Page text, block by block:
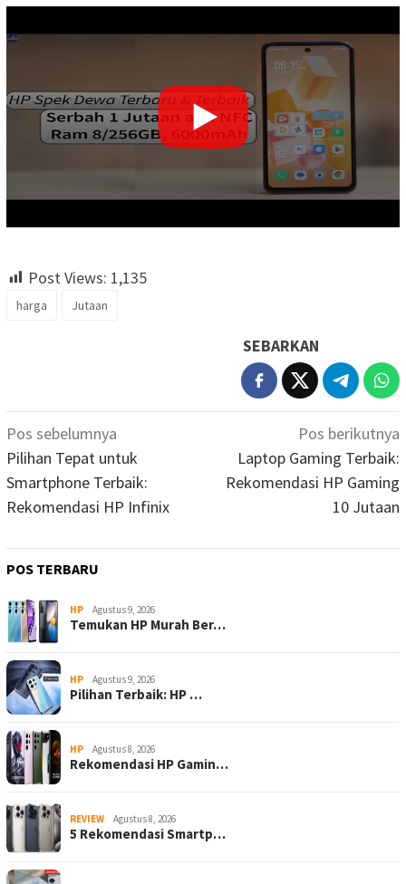
Post Views: 1,135
harga Jutaan
SEBARKAN
Navigasi
pos
Pos sebelumnya
Pilihan Tepat untuk
Smartphone Terbaik:
Rekomendasi HP Infinix
Pos berikutnya
Laptop Gaming Terbaik:
Rekomendasi HP Gaming
10 Jutaan
POS TERBARU
HP Agustus 9, 2026
Temukan HP Murah Ber…
HP Agustus 9, 2026
Pilihan Terbaik: HP …
HP Agustus 8, 2026
Rekomendasi HP Gamin…
REVIEW Agustus 8, 2026
5 Rekomendasi Smartp…